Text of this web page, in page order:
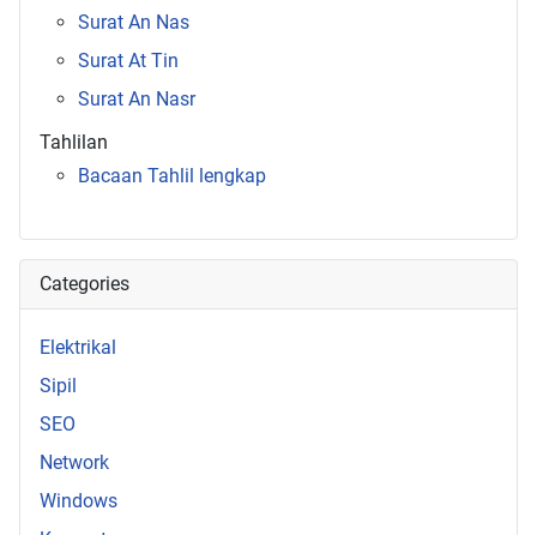
Surat An Nas
Surat At Tin
Surat An Nasr
Tahlilan
Bacaan Tahlil lengkap
Categories
Elektrikal
Sipil
SEO
Network
Windows